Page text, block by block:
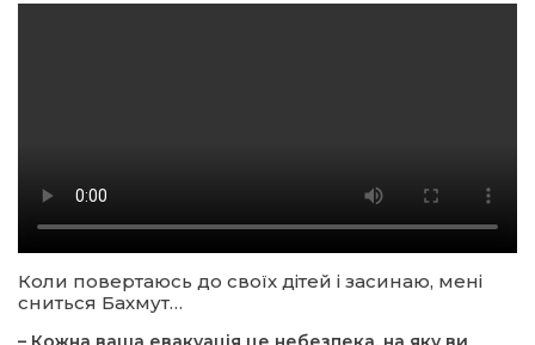
Коли повертаюсь до своїх дітей і засинаю, мені
сниться Бахмут…